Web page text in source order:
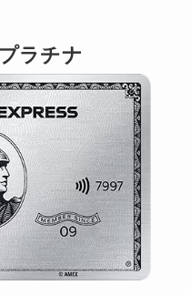
ラチナ